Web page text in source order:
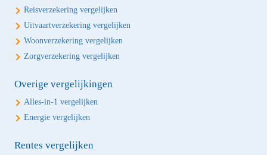
Reisverzekering vergelijken
Uitvaartverzekering vergelijken
Woonverzekering vergelijken
Zorgverzekering vergelijken
Overige vergelijkingen
Alles-in-1 vergelijken
Energie vergelijken
Rentes vergelijken